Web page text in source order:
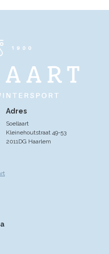
Adres
Soellaart
Kleinehoutstraat 49-53
2011DG Haarlem